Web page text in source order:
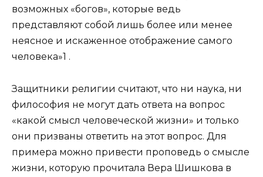
возможных «богов», которые ведь
представляют собой лишь более или менее
неясное и искаженное отображение самого
человека»1 .
Защитники религии считают, что ни наука, ни
философия не могут дать ответа на вопрос
«какой смысл человеческой жизни» и только
они призваны ответить на этот вопрос. Для
примера можно привести проповедь о смысле
жизни, которую прочитала Вера Шишкова в